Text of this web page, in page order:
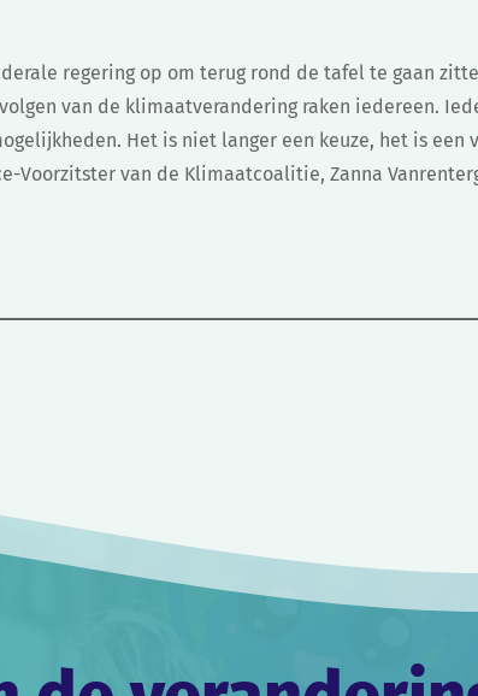
regering op om terug rond de tafel te gaan
van de klimaatverandering raken iedereen.
Het is niet langer een keuze, het is een
Voorzitster van de Klimaatcoalitie, Zanna